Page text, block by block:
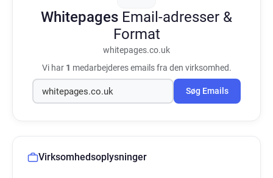
Whitepages Email-adresser &
Format
whitepages.co.uk
Vi har 1 medarbejderes emails fra den virksomhed.
Søg Emails
Virksomhedsoplysninger